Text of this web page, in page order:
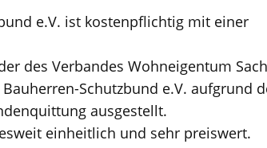
e.V. ist kostenpflichtig mit einer
des Verbandes Wohneigentum
Schutzbund e.V. aufgrund
ausgestellt.
einheitlich und sehr preiswert.